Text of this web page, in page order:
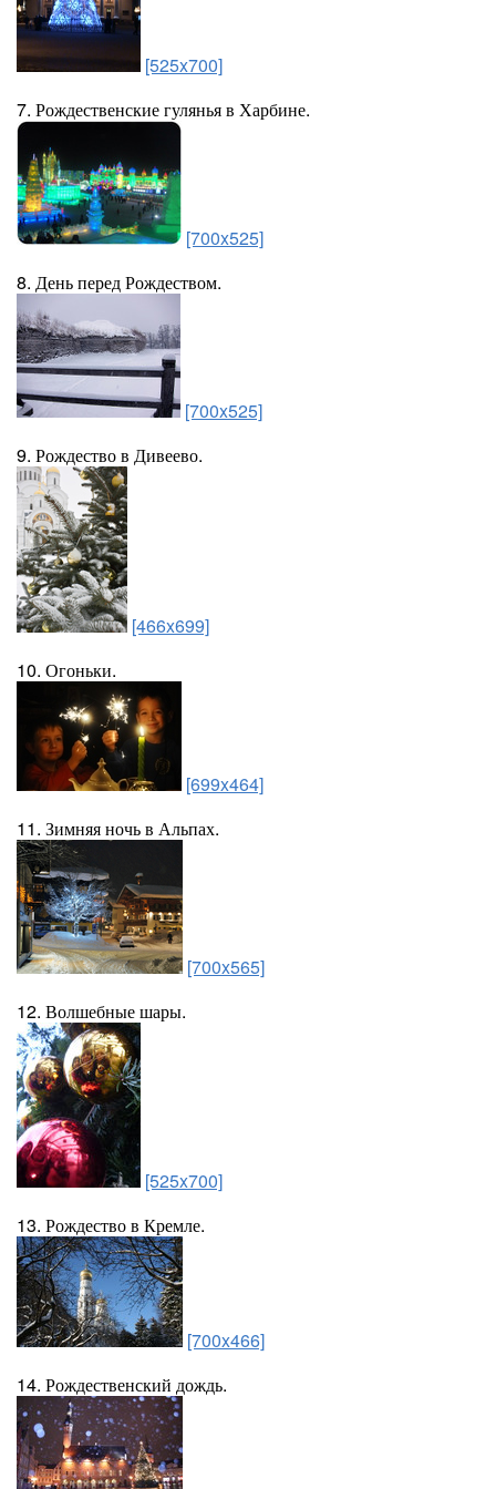
[525x700]
7. Рождественские гулянья в Харбине.
[700x525]
8. День перед Рождеством.
[700x525]
9. Рождество в Дивеево.
[466x699]
10. Огоньки.
[699x464]
11. Зимняя ночь в Альпах.
[700x565]
12. Волшебные шары.
[525x700]
13. Рождество в Кремле.
[700x466]
14. Рождественский дождь.